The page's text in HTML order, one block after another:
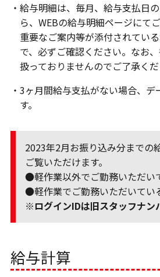
・給与明細は、毎月、給与支払日
ら、WEBの給与明細ページにて
重要なご案内等が添付されてい
で、必ずご確認ください。なお
扱っておりませんのでご了承くだ
・3ヶ月間給与支払がない場合、
す。
2023年2月お振り込み分までの
ご覧いただけます。
●軽作業以外でご勤務いただい
●軽作業でご勤務いただいてい
※ログインIDは旧スタッフナン
給与計算